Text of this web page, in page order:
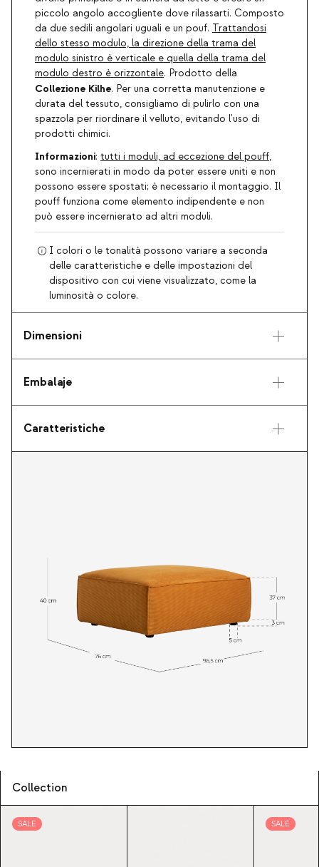
piccolo angolo accogliente dove rilassarti. Composto
da due sedili angolari uguali e un pouf. Trattandosi
dello stesso modulo, la direzione della trama del
modulo sinistro è verticale e quella della trama del
modulo destro è orizzontale. Prodotto della
Collezione Kilhe. Per una corretta manutenzione e
durata del tessuto, consigliamo di pulirlo con una
spazzola per riordinare il velluto, evitando l'uso di
prodotti chimici.
Informazioni: tutti i moduli, ad eccezione del pouff,
sono incernierati in modo da poter essere uniti e non
possono essere spostati; è necessario il montaggio. Il
pouff funziona come elemento indipendente e non
può essere incernierato ad altri moduli.
I colori o le tonalità possono variare a seconda
delle caratteristiche e delle impostazioni del
dispositivo con cui viene visualizzato, come la
luminosità o colore.
Dimensioni
Embalaje
Caratteristiche
Collection
SALE SALE